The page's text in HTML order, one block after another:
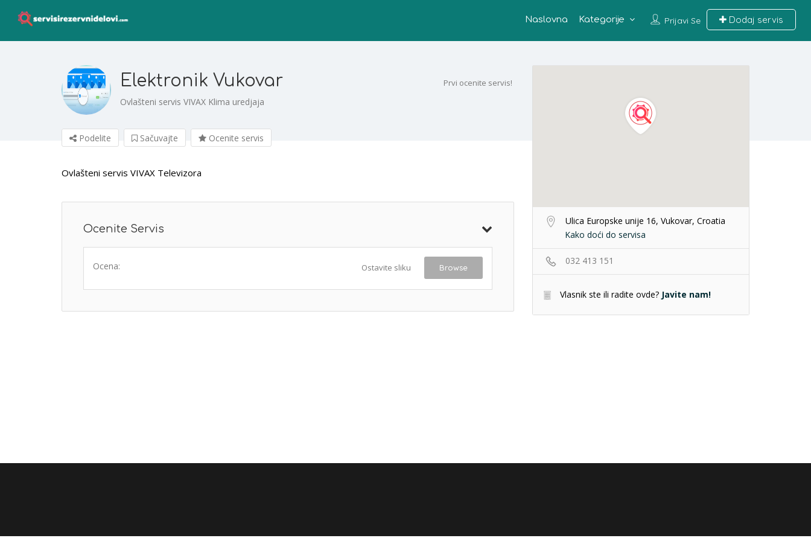
Prijavi Se Dodaj servis
Naslovna Kategorije
Elektronik Vukovar
Ovlašteni servis VIVAX Klima uredjaja
Prvi ocenite servis!
Podelite Sačuvajte Ocenite servis
Ulica Europske unije 16, Vukovar, Croatia
Kako doći do servisa
032 413 151
Vlasnik ste ili radite ovde? Javite nam!
Ovlašteni servis VIVAX Televizora
Ocenite Servis
Ocena: Ostavite sliku Browse